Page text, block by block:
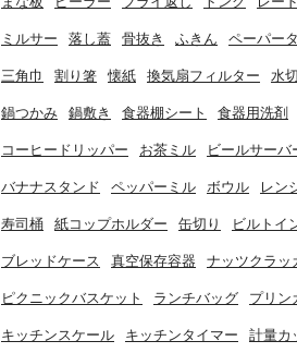
ミルサー 落し蓋 骨抜き ふきん ペーパー
三角巾 割り箸 懐紙 換気扇フィルター 水
鍋つかみ 鍋敷き 食器棚シート 食器用洗剤
コーヒードリッパー お茶ミル ビールサーバ
バナナスタンド ペッパーミル ボウル レン
寿司桶 紙コップホルダー 缶切り ビルトイ
ブレッドケース 真空保存容器 ナッツクラッ
ピクニックバスケット ランチバッグ プリン
キッチンスケール キッチンタイマー 計量カ